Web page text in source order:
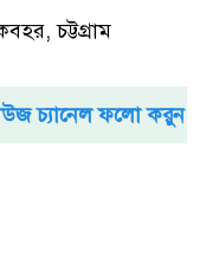
চট্টগ্রাম
চ্যানেল ফলো করুন